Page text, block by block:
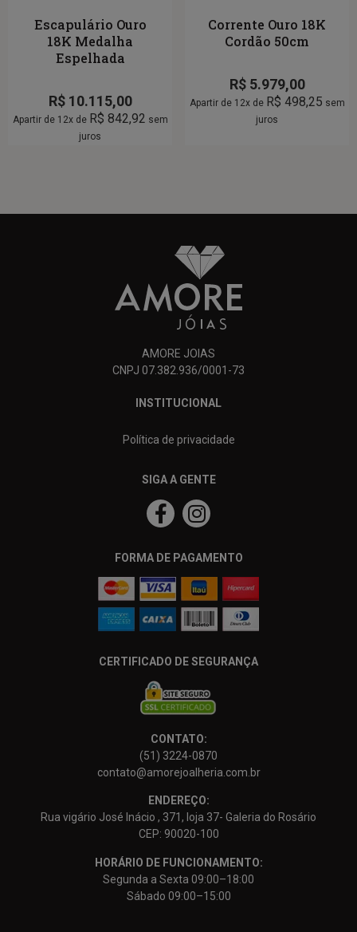
Escapulário Ouro
18K Medalha
Espelhada
R$10.115,00
Apartir de 12x de R$ 842,92 sem
juros
Corrente Ouro 18K
Cordão 50cm
R$5.979,00
Apartir de 12x de R$ 498,25 sem
juros
AMORE JOIAS
CNPJ 07.382.936/0001-73
INSTITUCIONAL
Política de privacidade
SIGA A GENTE
FORMA DE PAGAMENTO
CERTIFICADO DE SEGURANÇA
CONTATO:
(51) 3224-0870
contato@amorejoalheria.com.br
ENDEREÇO:
Rua vigário José Inácio , 371, loja 37- Galeria do Rosário
CEP: 90020-100
HORÁRIO DE FUNCIONAMENTO:
Segunda a Sexta 09:00–18:00
Sábado 09:00–15:00